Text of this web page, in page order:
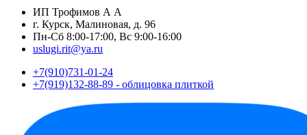
ИП Трофимов А А
г. Курск, Малиновая, д. 96
Пн-Сб 8:00-17:00, Вс 9:00-16:00
uslugi.rit@ya.ru
+7(910)731-01-24
+7(919)132-88-89 - облицовка плиткой